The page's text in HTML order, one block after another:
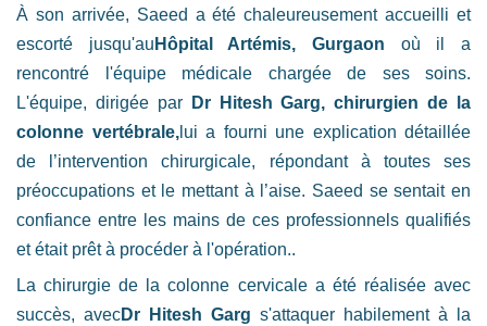
À son arrivée, Saeed a été chaleureusement accueilli et
escorté jusqu'au Hôpital Artémis, Gurgaon où il a
rencontré l'équipe médicale chargée de ses soins.
L'équipe, dirigée par
Dr Hitesh Garg, chirurgien de la
colonne vertébrale,lui a fourni une explication détaillée
de l’intervention chirurgicale, répondant à toutes ses
préoccupations et le mettant à l’aise. Saeed se sentait en
confiance entre les mains de ces professionnels qualifiés
et était prêt à procéder à l'opération..
La chirurgie de la colonne cervicale a été réalisée avec
succès, avecDr Hitesh Garg s'attaquer habilement à la